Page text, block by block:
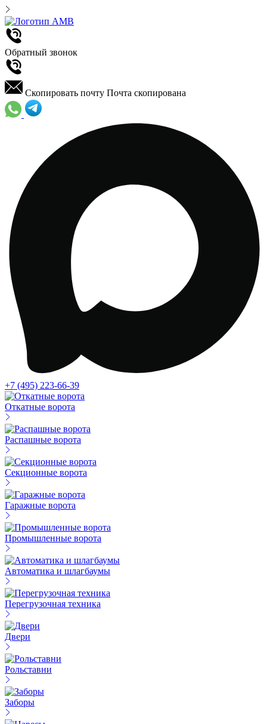
Обратный звонок
Скопировать почту Почта скопирована
+7 (495) 223-66-39
Откатные ворота
Распашные ворота
Секционные ворота
Гаражные ворота
Промышленные ворота
Автоматика и шлагбаумы
Перегрузочная техника
Двери
Рольставни
Заборы